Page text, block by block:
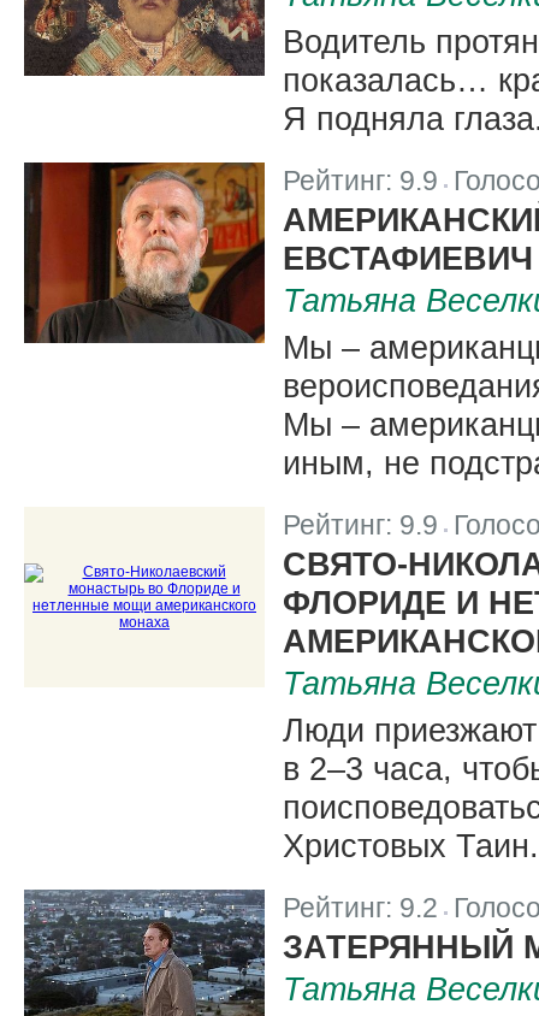
Водитель
показалась…
Я подняла
Рейтинг: 9.9
Татьяна
Мы –
Мы –
иным, не
Рейтинг: 9.9
СВЯТО-
ФЛОРИДЕ И
Татьяна
Люди
в 2–3 часа,
Христовых Таин.
Рейтинг: 9.2
ЗАТЕРЯННЫЙ
Татьяна